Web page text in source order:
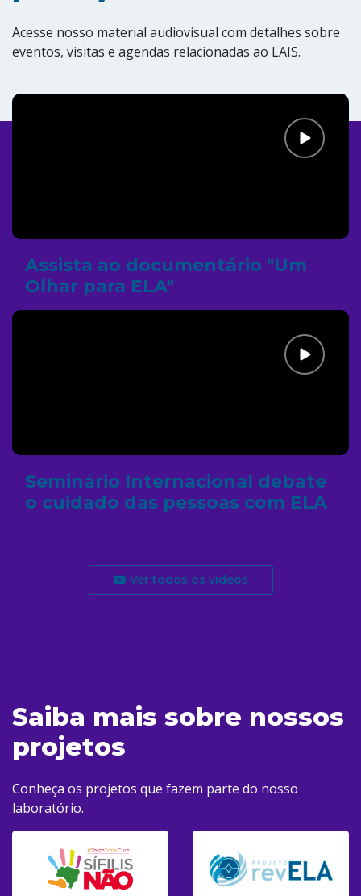
Acesse nosso material audiovisual com detalhes sobre
eventos, visitas e agendas relacionadas ao LAIS.
Assista ao documentário "Um
Olhar para ELA"
Seminário Internacional debate
o cuidado das pessoas com ELA
Ver todos os vídeos
Saiba mais sobre nossos
projetos
Conheça os projetos que fazem parte do nosso
laboratório.